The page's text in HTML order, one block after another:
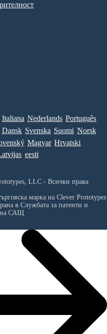
Italiana Nederlands Português
Dansk Svenska Suomi Norsk
Magyar Hrvatski
eesti
LLC - Всички права
марка на Clever
в Службата за патенти и
на САЩ